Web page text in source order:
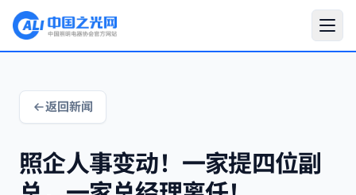
返回新闻
照企人事变动！一家提四位副